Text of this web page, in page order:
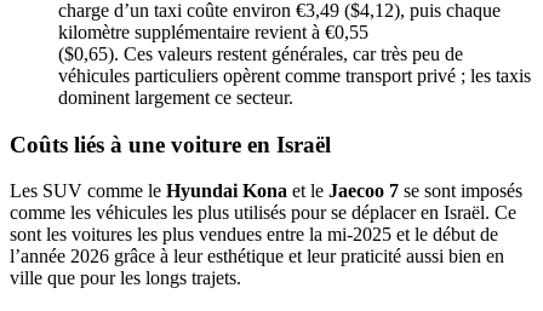
charge d’un taxi coûte environ €3,49 ($4,12), puis chaque
kilomètre supplémentaire revient à €0,55
($0,65). Ces valeurs restent générales, car très peu de
véhicules particuliers opèrent comme transport privé ; les taxis
dominent largement ce secteur.
Coûts liés à une voiture en Israël
Les SUV comme le Hyundai Kona et le Jaecoo 7 se sont imposés
comme les véhicules les plus utilisés pour se déplacer en Israël. Ce
sont les voitures les plus vendues entre la mi-2025 et le début de
l’année 2026 grâce à leur esthétique et leur praticité aussi bien en
ville que pour les longs trajets.